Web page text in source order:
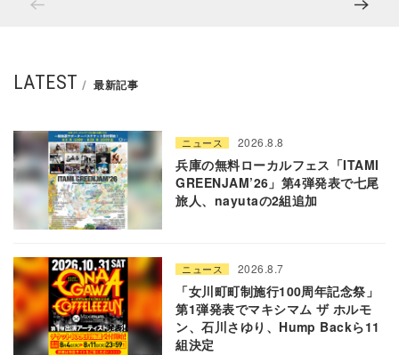
LATEST 最新記事
ニュース 2026.8.8
兵庫の無料ローカルフェス「ITAMI
GREENJAM’26」第4弾発表で七尾
旅人、nayutaの2組追加
ニュース 2026.8.7
「女川町町制施行100周年記念祭」
第1弾発表でマキシマム ザ ホルモ
ン、石川さゆり、Hump Backら11
組決定